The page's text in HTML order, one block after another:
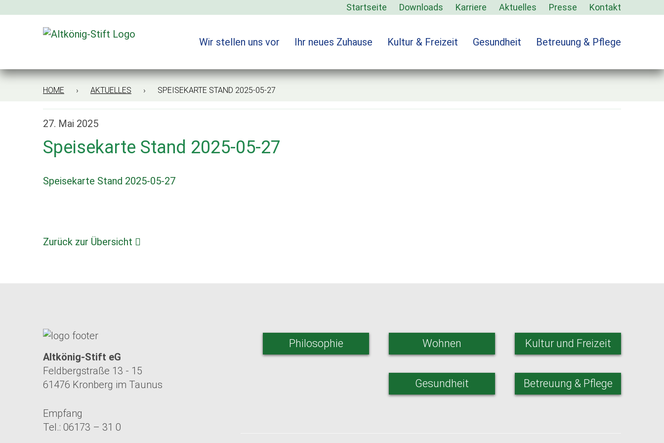
Startseite Downloads Karriere Aktuelles Presse Kontakt
Wir stellen uns vor Ihr neues Zuhause Kultur & Freizeit Gesundheit Betreuung & Pflege
HOME › AKTUELLES › SPEISEKARTE STAND 2025-05-27
27. Mai 2025
Speisekarte Stand 2025-05-27
Speisekarte Stand 2025-05-27
Zurück zur Übersicht
Altkönig-Stift eG
Feldbergstraße 13 - 15
61476 Kronberg im Taunus
Empfang
Tel.: 06173 – 31 0
Philosophie Wohnen Kultur und Freizeit
Gesundheit Betreuung & Pflege